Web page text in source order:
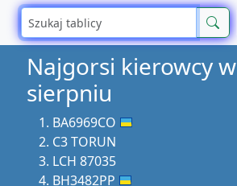
Najgorsi kierowcy w
sierpniu
BA6969CO
C3 TORUN
LCH 87035
BH3482PP